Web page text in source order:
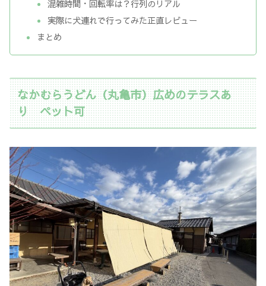
混雑時間・回転率は？行列のリアル
実際に犬連れで行ってみた正直レビュー
まとめ
なかむらうどん（丸亀市）広めのテラスあ
り ペット可